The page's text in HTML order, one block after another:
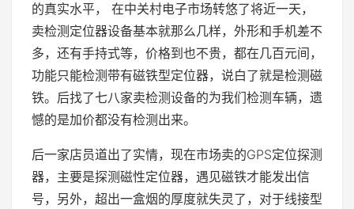
的真实水平， 在中关村电子市场转悠了将近一天，
卖检测定位器设备基本就那么几样，外形和手机差不
多，还有手持式等，价格到也不贵，都在几百元间，
功能只能检测带有磁铁型定位器，说白了就是检测磁
铁。后找了七八家卖检测设备的为我们检测车辆，遗
憾的是加价都没有检测出来。
后一家店员道出了实情，现在市场卖的GPS定位探测
器，主要是探测磁性定位器，遇见磁铁才能发出信
号，另外，超出一盒烟的厚度就失灵了，对于线接型